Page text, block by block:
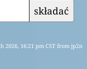
składać
2026, 16:21 pm CST from jp2n